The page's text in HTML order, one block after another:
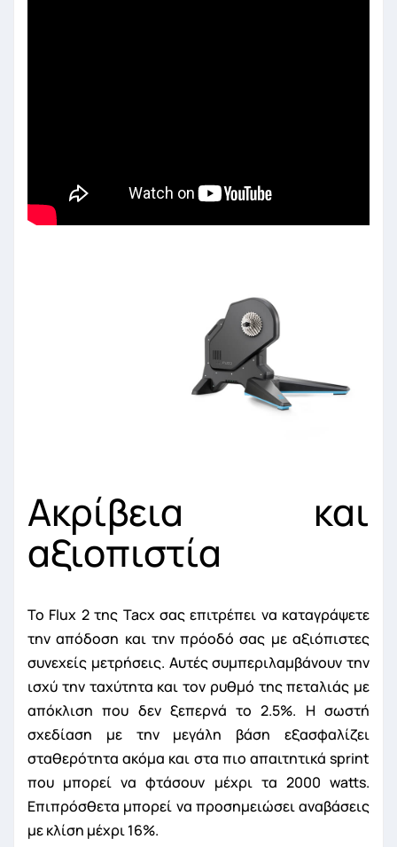
Ακρίβεια και
αξιοπιστία
Το Flux 2 της Tacx σας επιτρέπει να καταγράψετε
την απόδοση και την πρόοδό σας με αξιόπιστες
συνεχείς μετρήσεις. Αυτές συμπεριλαμβάνουν την
ισχύ την ταχύτητα και τον ρυθμό της πεταλιάς με
απόκλιση που δεν ξεπερνά το 2.5%. Η σωστή
σχεδίαση με την μεγάλη βάση εξασφαλίζει
σταθερότητα ακόμα και στα πιο απαιτητικά sprint
που μπορεί να φτάσουν μέχρι τα 2000 watts.
Επιπρόσθετα μπορεί να προσημειώσει αναβάσεις
με κλίση μέχρι 16%.